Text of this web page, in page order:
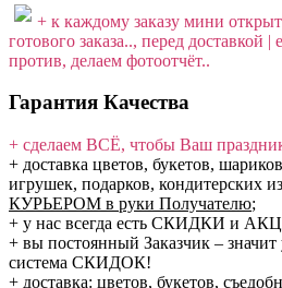
+ к каждому заказу мини
готового заказа.., перед доставкой
против, делаем фотоотчёт..
Гарантия Качества
+ сделаем ВСЁ, чтобы Ваш
+ доставка цветов, букетов,
игрушек, подарков, кондитерских
КУРЬЕРОМ в руки Получателю;
+ у нас всегда есть СКИДКИ и
+ вы постоянный Заказчик – значит
система СКИДОК!
+ доставка: цветов, букетов,